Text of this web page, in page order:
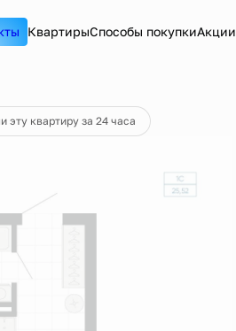
КвартирыСпособы покупкиАкции
эту квартиру за 24 часа